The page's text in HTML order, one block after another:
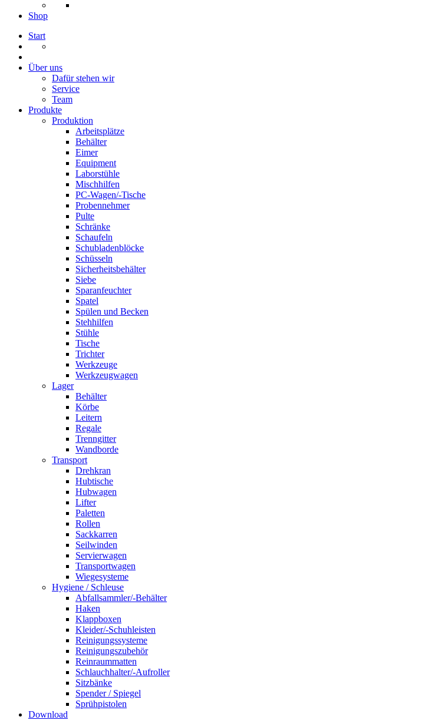
Shop
Start
Über uns
Dafür stehen wir
Service
Team
Produkte
Produktion
Arbeitsplätze
Behälter
Eimer
Equipment
Laborstühle
Mischhilfen
PC-Wagen/-Tische
Probennehmer
Pulte
Schränke
Schaufeln
Schubladenblöcke
Schüsseln
Sicherheitsbehälter
Siebe
Sparanfeuchter
Spatel
Spülen und Becken
Stehhilfen
Stühle
Tische
Trichter
Werkzeuge
Werkzeugwagen
Lager
Behälter
Körbe
Leitern
Regale
Trenngitter
Wandborde
Transport
Drehkran
Hubtische
Hubwagen
Lifter
Paletten
Rollen
Sackkarren
Seilwinden
Servierwagen
Transportwagen
Wiegesysteme
Hygiene / Schleuse
Abfallsammler/-Behälter
Haken
Klappboxen
Kleider/-Schuhleisten
Reinigungssysteme
Reinigungszubehör
Reinraummatten
Schlauchhalter/-Aufroller
Sitzbänke
Spender / Spiegel
Sprühpistolen
Download